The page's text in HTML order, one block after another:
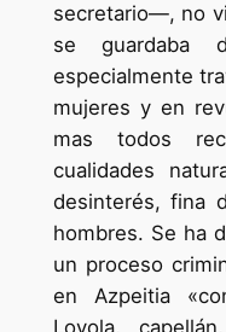
secretario—, no
se guardaba
especialmente
mujeres y en
mas todos
cualidades
desinterés, fina
hombres. Se ha
un proceso
en Azpeitia